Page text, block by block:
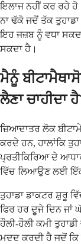
ਇਲਾਜ ਨਹੀਂ ਕਰ ਰਹੇ
ਨਾ ਢੱਕੋ ਜਦੋਂ ਤੱਕ
ਇਹ ਜਜ਼ਬ ਨੂੰ ਵਧਾ
ਸਕਦਾ ਹੈ।
ਮੈਨੂੰ
ਲੈਣਾ ਚਾਹੀਦਾ
ਜ਼ਿਆਦਾਤਰ ਲੋਕ
ਕਰਦੇ ਹਨ, ਹਾਲਾਂਕਿ
ਪ੍ਰਤੀਕਿਰਿਆ ਦੇ
ਵਿੱਚ ਲਿਆਉਣ ਲਈ
ਤੁਹਾਡਾ ਡਾਕਟਰ ਸ਼ੁਰੂ
ਫਿਰ ਹਰ ਦੂਜੇ ਦਿਨ ਜਾਂ
ਹੌਲੀ-ਹੌਲੀ ਕਮੀ
ਮਦਦ ਕਰਦੀ ਹੈ ਜਦੋਂ ਕਿ